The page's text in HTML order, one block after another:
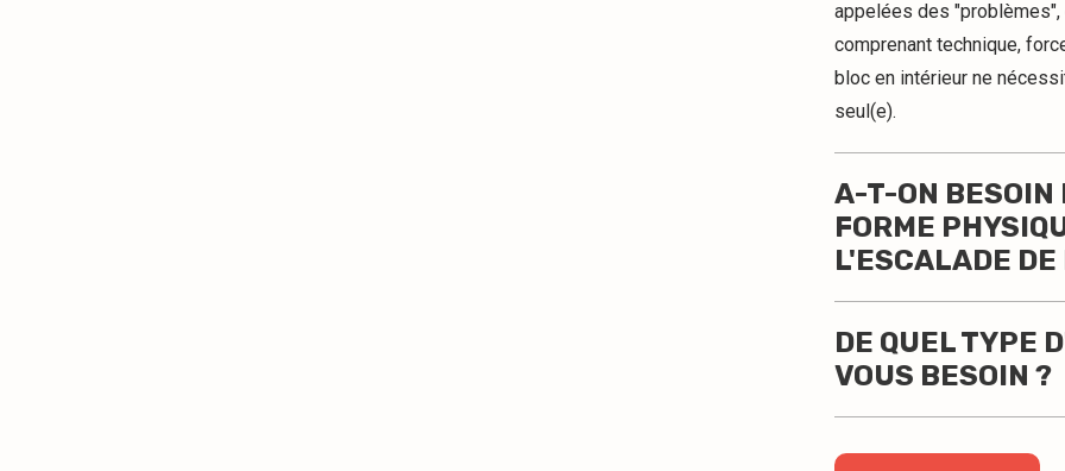
appelées des
comprenant technique,
bloc en intérieur ne
seul(e).
A-T-ON BESOIN
FORME
L'ESCALADE DE
DE QUEL TYPE
VOUS BESOIN ?